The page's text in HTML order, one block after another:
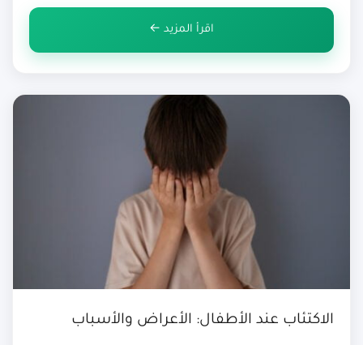
تحديات خاصة في التعامل مع الاكتئاب، حيث […]
اقرأ المزيد ←
الاكتئاب عند الأطفال: الأعراض والأسباب